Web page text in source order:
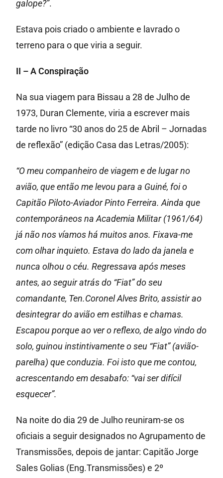
galope?”.
Estava pois criado o ambiente e lavrado o
terreno para o que viria a seguir.
II – A Conspiração
Na sua viagem para Bissau a 28 de Julho de
1973, Duran Clemente, viria a escrever mais
tarde no livro “30 anos do 25 de Abril – Jornadas
de reflexão” (edição Casa das Letras/2005):
“O meu companheiro de viagem e de lugar no
avião, que então me levou para a Guiné, foi o
Capitão Piloto-Aviador Pinto Ferreira. Ainda que
contemporâneos na Academia Militar (1961/64)
já não nos víamos há muitos anos. Fixava-me
com olhar inquieto. Estava do lado da janela e
nunca olhou o céu. Regressava após meses
antes, ao seguir atrás do “Fiat” do seu
comandante, Ten.Coronel Alves Brito, assistir ao
desintegrar do avião em estilhas e chamas.
Escapou porque ao ver o reflexo, de algo vindo do
solo, guinou instintivamente o seu “Fiat” (avião-
parelha) que conduzia. Foi isto que me contou,
acrescentando em desabafo: “vai ser difícil
esquecer”.
Na noite do dia 29 de Julho reuniram-se os
oficiais a seguir designados no Agrupamento de
Transmissões, depois de jantar: Capitão Jorge
Sales Golias (Eng.Transmissões) e 2º